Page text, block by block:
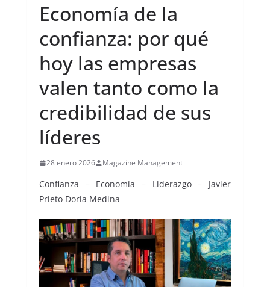
Economía de la
confianza: por qué
hoy las empresas
valen tanto como la
credibilidad de sus
líderes
28 enero 2026 Magazine Management
Confianza – Economía – Liderazgo – Javier
Prieto Doria Medina